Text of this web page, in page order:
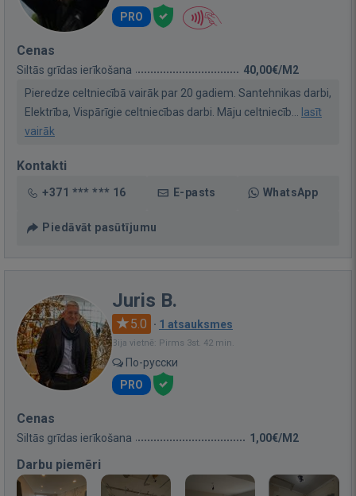
PRO
Cenas
Siltās grīdas ierīkošana
40,00€/M2
Pieredze celtniecībā vairāk par 20 gadiem. Santehnikas darbi,
Elektrība, Vispārīgie celtniecības darbi. Māju celtniecīb...
lasīt
vairāk
Kontakti
+371 *** *** 16 E-pasts WhatsApp
Piedāvāt pasūtījumu
Juris B.
5.0 · 1 atsauksmes
Bija vietnē: Pirms 3st. 42 min.
По-русски
PRO
Cenas
Siltās grīdas ierīkošana 1,00€/M2
Darbu piemēri